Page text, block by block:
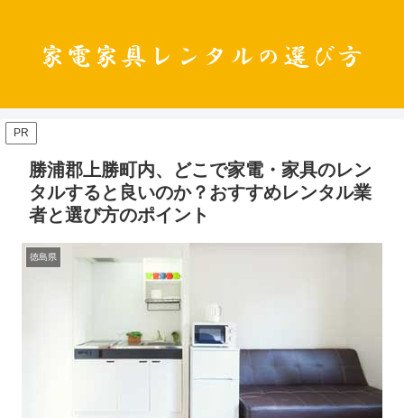
PR
勝浦郡上勝町内、どこで家電・家具のレン
タルすると良いのか？おすすめレンタル業
者と選び方のポイント
徳島県